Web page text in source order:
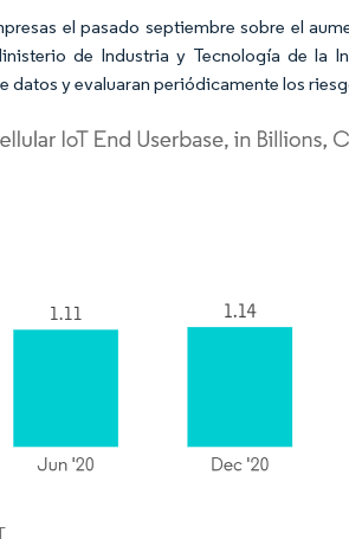
el pasado septiembre sobre el
de Industria y Tecnología de la
datos y evaluaran periódicamente los